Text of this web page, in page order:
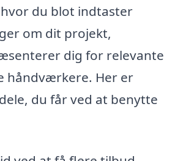
du blot indtaster
om dit projekt,
dig for relevante
håndværkere. Her er
du får ved at benytte